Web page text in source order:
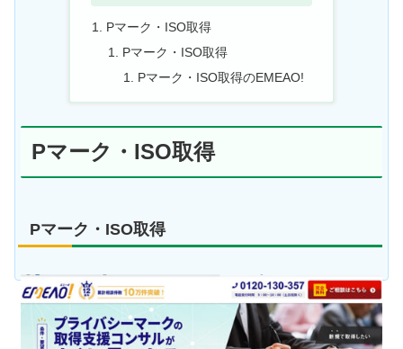
Pマーク・ISO取得
Pマーク・ISO取得
Pマーク・ISO取得のEMEAO!
Pマーク・ISO取得
Pマーク・ISO取得